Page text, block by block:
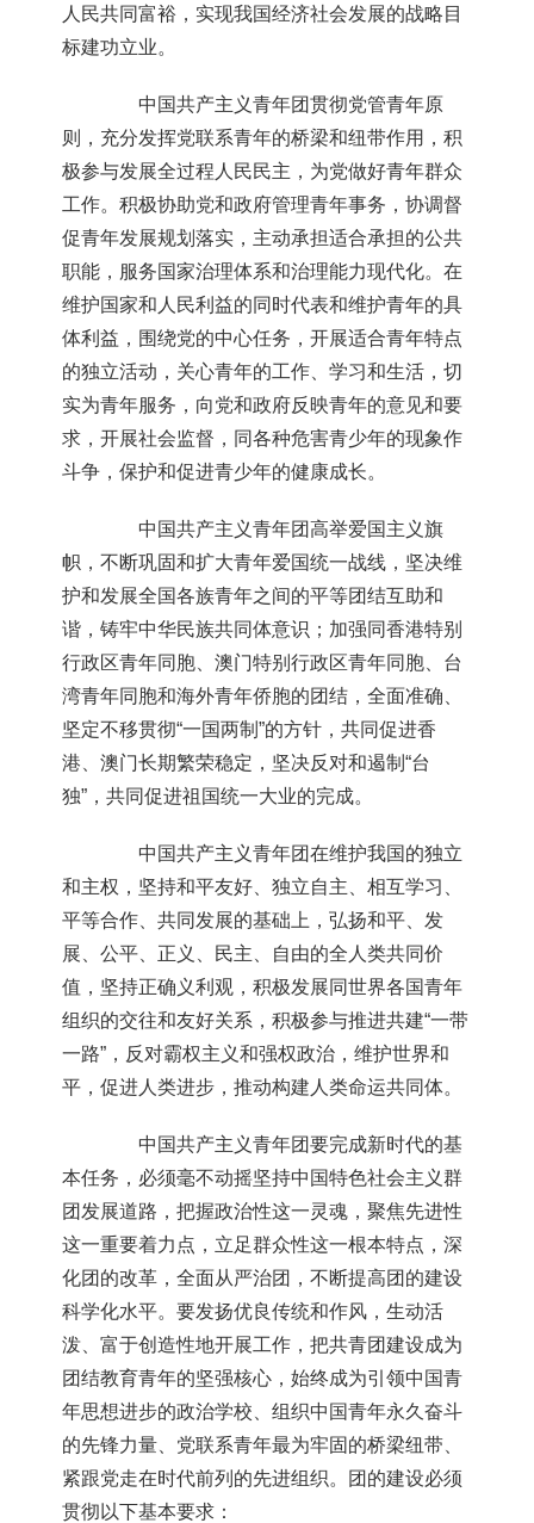
人民共同富裕，实现我国经济社会发展的战略目
标建功立业。
中国共产主义青年团贯彻党管青年原
则，充分发挥党联系青年的桥梁和纽带作用，积
极参与发展全过程人民民主，为党做好青年群众
工作。积极协助党和政府管理青年事务，协调督
促青年发展规划落实，主动承担适合承担的公共
职能，服务国家治理体系和治理能力现代化。在
维护国家和人民利益的同时代表和维护青年的具
体利益，围绕党的中心任务，开展适合青年特点
的独立活动，关心青年的工作、学习和生活，切
实为青年服务，向党和政府反映青年的意见和要
求，开展社会监督，同各种危害青少年的现象作
斗争，保护和促进青少年的健康成长。
中国共产主义青年团高举爱国主义旗
帜，不断巩固和扩大青年爱国统一战线，坚决维
护和发展全国各族青年之间的平等团结互助和
谐，铸牢中华民族共同体意识；加强同香港特别
行政区青年同胞、澳门特别行政区青年同胞、台
湾青年同胞和海外青年侨胞的团结，全面准确、
坚定不移贯彻“一国两制”的方针，共同促进香
港、澳门长期繁荣稳定，坚决反对和遏制“台
独”，共同促进祖国统一大业的完成。
中国共产主义青年团在维护我国的独立
和主权，坚持和平友好、独立自主、相互学习、
平等合作、共同发展的基础上，弘扬和平、发
展、公平、正义、民主、自由的全人类共同价
值，坚持正确义利观，积极发展同世界各国青年
组织的交往和友好关系，积极参与推进共建“一带
一路”，反对霸权主义和强权政治，维护世界和
平，促进人类进步，推动构建人类命运共同体。
中国共产主义青年团要完成新时代的基
本任务，必须毫不动摇坚持中国特色社会主义群
团发展道路，把握政治性这一灵魂，聚焦先进性
这一重要着力点，立足群众性这一根本特点，深
化团的改革，全面从严治团，不断提高团的建设
科学化水平。要发扬优良传统和作风，生动活
泼、富于创造性地开展工作，把共青团建设成为
团结教育青年的坚强核心，始终成为引领中国青
年思想进步的政治学校、组织中国青年永久奋斗
的先锋力量、党联系青年最为牢固的桥梁纽带、
紧跟党走在时代前列的先进组织。团的建设必须
贯彻以下基本要求：